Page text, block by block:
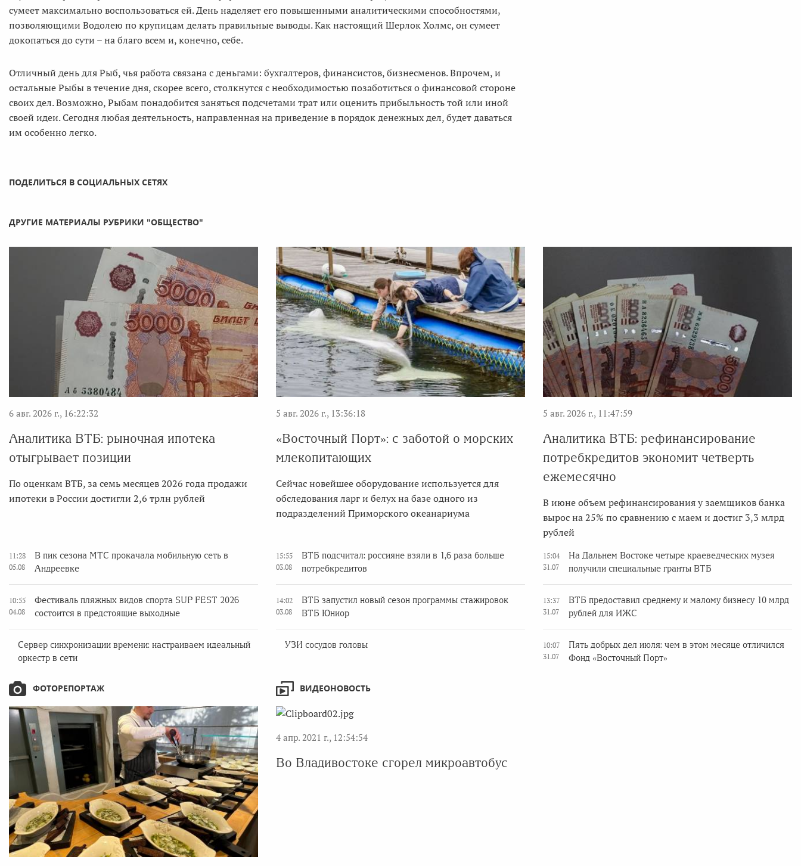
сумеет максимально воспользоваться ей. День наделяет его повышенными аналитическими способностями,
позволяющими Водолею по крупицам делать правильные выводы. Как настоящий Шерлок Холмс, он сумеет
докопаться до сути – на благо всем и, конечно, себе.
Отличный день для Рыб, чья работа связана с деньгами: бухгалтеров, финансистов, бизнесменов. Впрочем, и
остальные Рыбы в течение дня, скорее всего, столкнутся с необходимостью позаботиться о финансовой стороне
своих дел. Возможно, Рыбам понадобится заняться подсчетами трат или оценить прибыльность той или иной
своей идеи. Сегодня любая деятельность, направленная на приведение в порядок денежных дел, будет даваться
им особенно легко.
ПОДЕЛИТЬСЯ В СОЦИАЛЬНЫХ СЕТЯХ
ДРУГИЕ МАТЕРИАЛЫ РУБРИКИ "ОБЩЕСТВО"
6 авг. 2026 г., 16:22:32
Аналитика ВТБ: рыночная ипотека
отыгрывает позиции
По оценкам ВТБ, за семь месяцев 2026 года продажи
ипотеки в России достигли 2,6 трлн рублей
5 авг. 2026 г., 13:36:18
«Восточный Порт»: с заботой о морских
млекопитающих
Сейчас новейшее оборудование используется для
обследования ларг и белух на базе одного из
подразделений Приморского океанариума
5 авг. 2026 г., 11:47:59
Аналитика ВТБ: рефинансирование
потребкредитов экономит четверть
ежемесячно
В июне объем рефинансирования у заемщиков банка
вырос на 25% по сравнению с маем и достиг 3,3 млрд
рублей
11:28
05.08
В пик сезона МТС прокачала мобильную сеть в
Андреевке
10:55
04.08
Фестиваль пляжных видов спорта SUP FEST 2026
состоится в предстоящие выходные
Сервер синхронизации времени: настраиваем идеальный
оркестр в сети
15:55
03.08
ВТБ подсчитал: россияне взяли в 1,6 раза больше
потребкредитов
14:02
03.08
ВТБ запустил новый сезон программы стажировок
ВТБ Юниор
УЗИ сосудов головы
15:04
31.07
На Дальнем Востоке четыре краеведческих музея
получили специальные гранты ВТБ
13:37
31.07
ВТБ предоставил среднему и малому бизнесу 10 млрд
рублей для ИЖС
10:07
31.07
Пять добрых дел июля: чем в этом месяце отличился
Фонд «Восточный Порт»
ФОТОРЕПОРТАЖ ВИДЕОНОВОСТЬ
4 апр. 2021 г., 12:54:54
Во Владивостоке сгорел микроавтобус